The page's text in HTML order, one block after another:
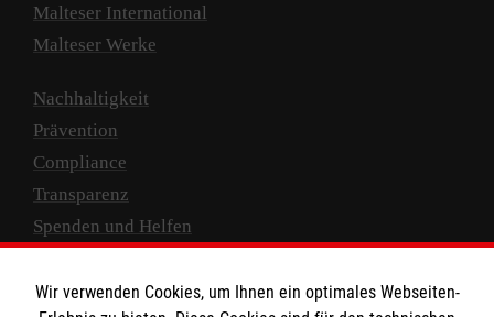
Malteser International
Malteser Werke
Nachhaltigkeit
Prävention
Compliance
Transparenz
Spenden und Helfen
Wir verwenden Cookies, um Ihnen ein optimales Webseiten-